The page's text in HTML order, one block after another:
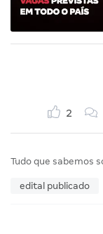
2
Tudo que sabemos
edital publicado